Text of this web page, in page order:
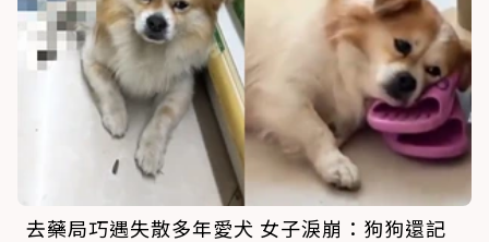
去藥局巧遇失散多年愛犬 女子淚崩：狗狗還記